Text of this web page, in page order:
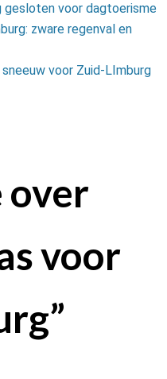
gesloten voor dagtoerisme
zware regenval en
voor Zuid-LImburg
over
voor
”